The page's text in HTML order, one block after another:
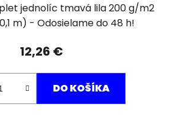
jednolíc tmavá lila 200 g/m2
m)
12,26 €
DO KOŠÍKA